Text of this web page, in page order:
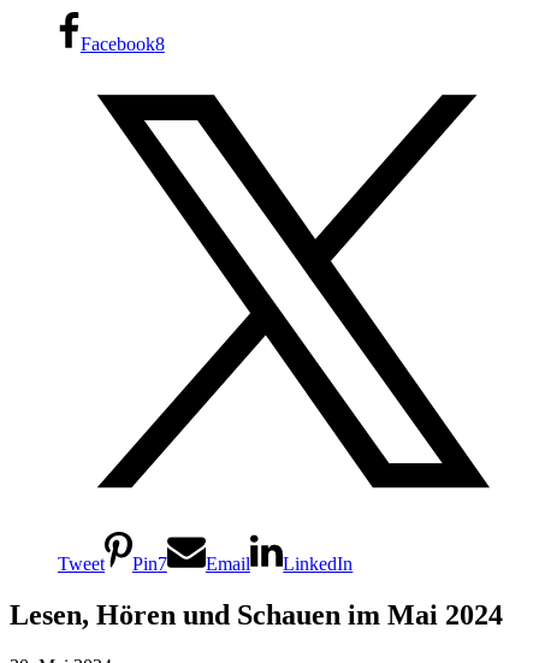
Facebook8
Tweet Pin7 Email LinkedIn
Lesen, Hören und Schauen im Mai 2024